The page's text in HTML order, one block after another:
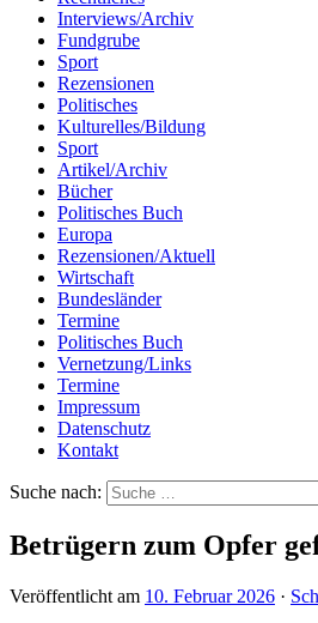
Interviews/Archiv
Fundgrube
Sport
Rezensionen
Politisches
Kulturelles/Bildung
Sport
Artikel/Archiv
Bücher
Politisches Buch
Europa
Rezensionen/Aktuell
Wirtschaft
Bundesländer
Termine
Politisches Buch
Vernetzung/Links
Termine
Impressum
Datenschutz
Kontakt
Suche nach:
Betrügern zum Opfer
Veröffentlicht am 10. Februar 2026 ·